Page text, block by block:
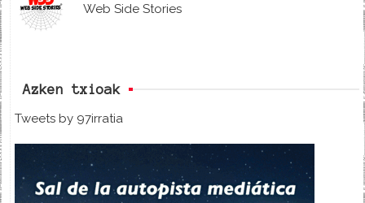
Web Side Stories
Azken txioak
Tweets by 97irratia